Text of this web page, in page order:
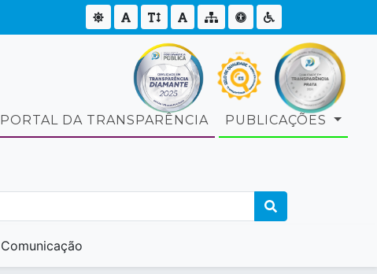
PORTAL DA TRANSPARÊNCIA PUBLICAÇÕES
Comunicação